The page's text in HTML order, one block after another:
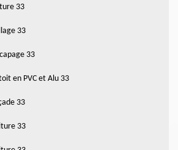
33
33
33
en PVC et Alu 33
33
33